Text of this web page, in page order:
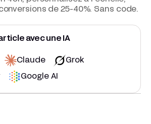
de 25-40%. Sans code.
avec une IA
Claude Grok
Google AI